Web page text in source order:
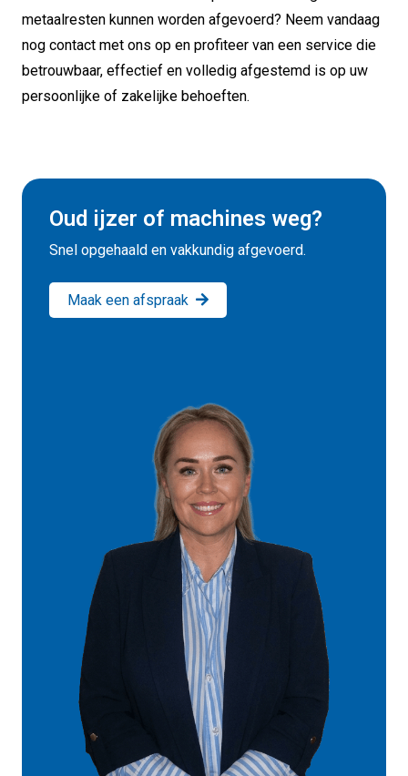
metaalresten kunnen worden afgevoerd? Neem vandaag
nog contact met ons op en profiteer van een service die
betrouwbaar, effectief en volledig afgestemd is op uw
persoonlijke of zakelijke behoeften.
Oud ijzer of machines weg?
Snel opgehaald en vakkundig afgevoerd.
Maak een afspraak